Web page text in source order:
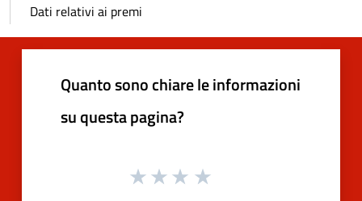
Dati relativi ai premi
Quanto sono chiare le informazioni
su questa pagina?